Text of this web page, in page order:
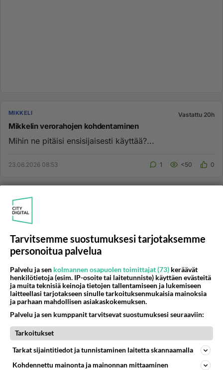
MIKKELI Vastattu 20h
Mikkelin verorahojen kohdentaminen
Mihin ne pitäisi ensisijaisesti käyttää?...
23.06.2026 08:53 1 <50 0
MIKKELI
koulumuisto; niin loppui koulukiusaaminen
Jouduin tässä kaupungissa .tunnetun runoilijan nimeä
kantavan kadun varrella olevan koulun lukiossa
koulukiusaamisen k...
MIKKELI Vastattu 23h
Negatiivinen Mikkeli
+22. Äksyjä kaikki, bussikuskit ja
vaatekaupanmyyjät...
Tarvitsemme suostumuksesi tarjotaksemme
personoitua palvelua
Palvelu ja sen kolmannen osapuolen toimittajat (73) keräävät
henkilötietoja (esim. IP-osoite tai laitetunniste) käyttäen evästeitä
ja muita teknisiä keinoja tietojen tallentamiseen ja lukemiseen
laitteellasi tarjotakseen sinulle tarkoituksenmukaisia mainoksia
ja parhaan mahdollisen asiakaskokemuksen.
Palvelu ja sen kumppanit tarvitsevat suostumuksesi seuraaviin:
Tarkoitukset
Tarkat sijaintitiedot ja tunnistaminen laitetta skannaamalla
Kohdennettu mainonta ja mainonnan mittaaminen